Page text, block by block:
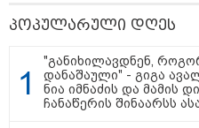
მნიშვნელოვანი
პოპულარული დღეს
"განიხილავდნენ,
დანაშაული" - გიგა
ნია იმნაძის და მამის
ჩანაწერის შინაარსს